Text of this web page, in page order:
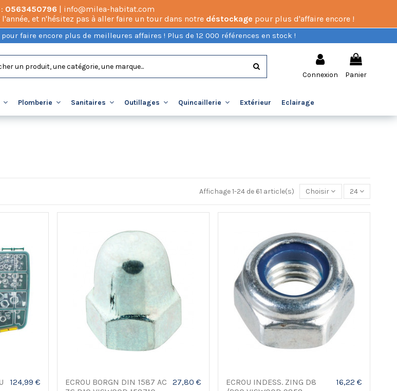
0563450796 | info@milea-habitat.com
et n'hésitez pas à aller faire un tour dans notre déstockage pour plus d'affaire encore !
faire encore plus de meilleures affaires ! Plus de 12 000 références en stock !
Connexion Panier
Plomberie Sanitaires Outillages Quincaillerie Extérieur Eclairage
Affichage 1-24 de 61 article(s) Choisir 24
124,99 €
ECROU BORGN DIN 1587 AC
27,80 €
ECROU INDESS. ZING D8
16,22 €